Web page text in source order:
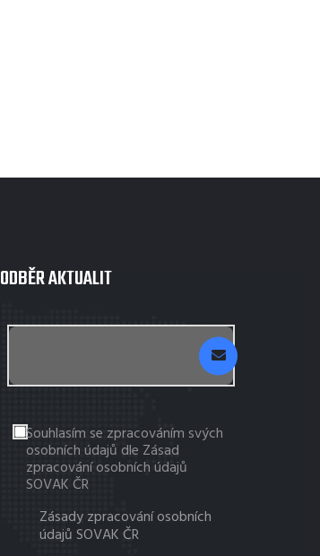
ODBĚR AKTUALIT
Souhlasím se zpracováním svých
osobních údajů dle Zásad
zpracování osobních údajů
SOVAK ČR
Zásady zpracování osobních
údajů SOVAK ČR